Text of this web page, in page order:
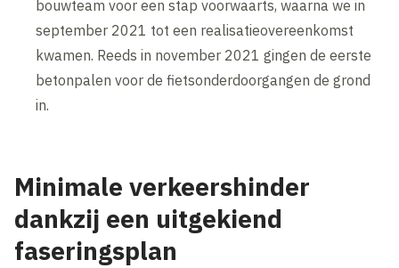
bouwteam voor een stap voorwaarts, waarna we in
september 2021 tot een realisatieovereenkomst
kwamen. Reeds in november 2021 gingen de eerste
betonpalen voor de fietsonderdoorgangen de grond
in.
Minimale verkeershinder
dankzij een uitgekiend
faseringsplan